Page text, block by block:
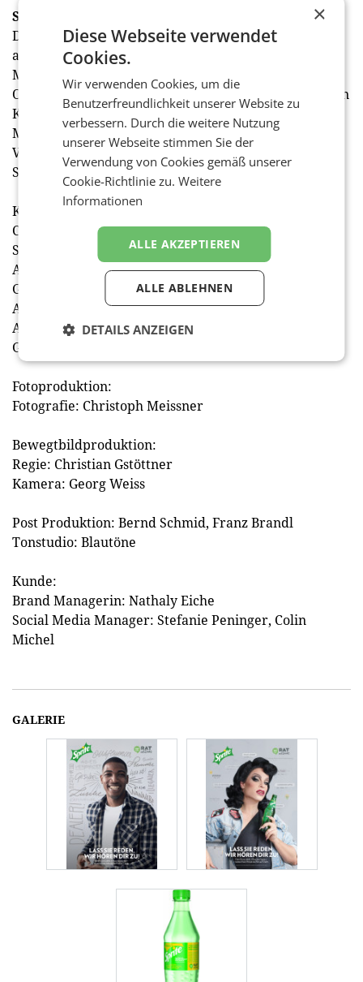
Starke Online-Kampagne
Die Medien-Kampagne stellt die Kooperation mit Rat
auf Draht auf den Packungen und Visuals in den
Mittelpunkt. „Wir setzen natürlich verstärkt auf den
Online-Bereich, da die Zielgruppe dieser einzigartigen
Kampagne eben genau dort zu finden ist“, so Brand
Managerin Nathaly Eiche. Die verschiedenen Online-
Videos sind auch auf dem Instagram-Account von
Sprite Österreich (@spriteaustria) zu sehen.
Kampagne: Obscura
Creative Director: Philipp Hörmann
Senior Copywriter: Daniel Stock
Art Director: Lisa Fleck
Grafik Designer: Andrea Jost
Account Manager: Mirjam Trampert
Agenturleitung: Johanna Höller
Geschäftsführer: Christian Gstöttner
Fotoproduktion:
Fotografie: Christoph Meissner
Bewegtbildproduktion:
Regie: Christian Gstöttner
Kamera: Georg Weiss
Post Produktion: Bernd Schmid, Franz Brandl
Tonstudio: Blautöne
Kunde:
Brand Managerin: Nathaly Eiche
Social Media Manager: Stefanie Peninger, Colin
Michel
GALERIE
×
Diese Webseite verwendet
Cookies.
Wir verwenden Cookies, um die
Benutzerfreundlichkeit unserer Website zu
verbessern. Durch die weitere Nutzung
unserer Webseite stimmen Sie der
Verwendung von Cookies gemäß unserer
Cookie-Richtlinie zu.Weitere
Informationen
ALLE AKZEPTIEREN
ALLE ABLEHNEN
DETAILS ANZEIGEN